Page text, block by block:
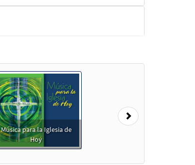
Música para la Iglesia de
Hoy
Next